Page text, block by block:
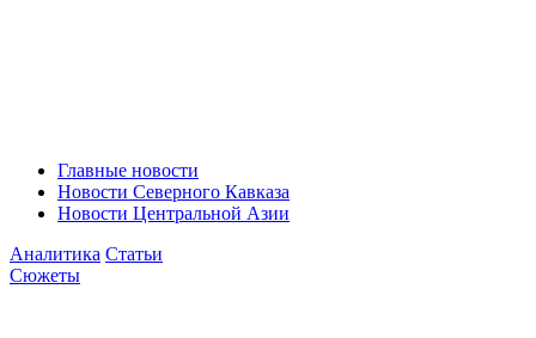
Главные новости
Новости Северного Кавказа
Новости Центральной Азии
Аналитика Статьи
Сюжеты